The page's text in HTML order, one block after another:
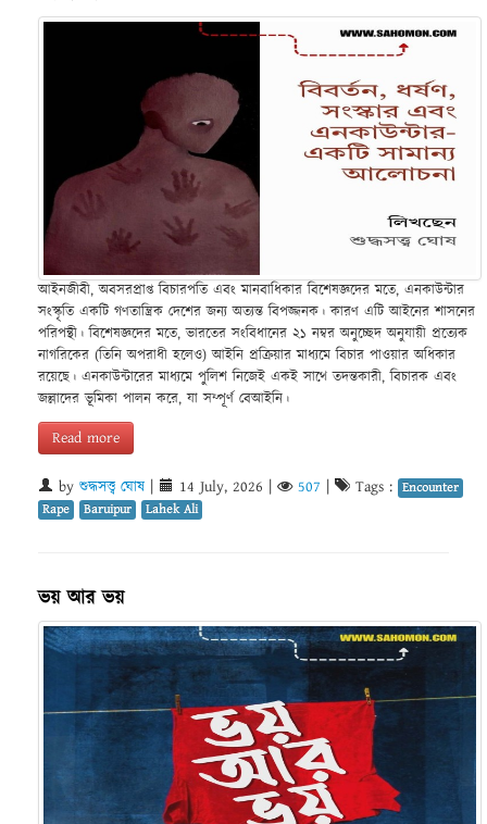
আইনজীবী, অবসরপ্রাপ্ত বিচারপতি এবং মানবাধিকার বিশেষজ্ঞদের মতে, এনকাউন্টার
সংস্কৃতি একটি গণতান্ত্রিক দেশের জন্য অত্যন্ত বিপজ্জনক। কারণ এটি আইনের শাসনের
পরিপন্থী। বিশেষজ্ঞদের মতে, ভারতের সংবিধানের ২১ নম্বর অনুচ্ছেদ অনুযায়ী প্রত্যেক
নাগরিকের (তিনি অপরাধী হলেও) আইনি প্রক্রিয়ার মাধ্যমে বিচার পাওয়ার অধিকার
রয়েছে। এনকাউন্টারের মাধ্যমে পুলিশ নিজেই একই সাথে তদন্তকারী, বিচারক এবং
জল্লাদের ভূমিকা পালন করে, যা সম্পূর্ণ বেআইনি।
Read more
by শুদ্ধসত্ত্ব ঘোষ | 14 July, 2026 | 507 | Tags : Encounter
Rape
Baruipur Lahek Ali
ভয় আর ভয়